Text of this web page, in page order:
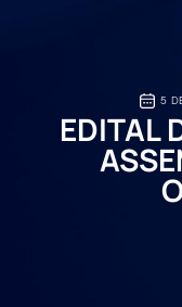
5
EDITAL